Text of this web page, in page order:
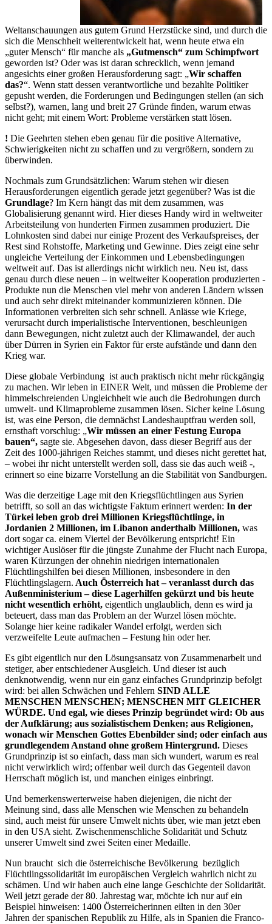
Weltanschauungen aus gutem Grund Herzstücke sind, und durch die
sich die Menschheit weiterentwickelt hat, wenn heute etwa ein
„guter Mensch“ für manche als „Gutmensch“ zum Schimpfwort
geworden ist? Oder was ist daran schrecklich, wenn jemand
angesichts einer großen Herausforderung sagt: „Wir schaffen
das?“. Wenn statt dessen verantwortliche und bezahlte Politiker
gepusht werden, die Forderungen und Bedingungen stellen (an sich
selbst?), warnen, lang und breit 27 Gründe finden, warum etwas
nicht geht; mit einem Wort: Probleme verstärken statt lösen.
! Die Geehrten stehen eben genau für die positive Alternative,
Schwierigkeiten nicht zu schaffen und zu vergrößern, sondern zu
überwinden.
Nochmals zum Grundsätzlichen: Warum stehen wir diesen
Herausforderungen eigentlich gerade jetzt gegenüber? Was ist die
Grundlage? Im Kern hängt das mit dem zusammen, was
Globalisierung genannt wird. Hier dieses Handy wird in weltweiter
Arbeitsteilung von hunderten Firmen zusammen produziert. Die
Lohnkosten sind dabei nur einige Prozent des Verkaufspreises, der
Rest sind Rohstoffe, Marketing und Gewinne. Dies zeigt eine sehr
ungleiche Verteilung der Einkommen und Lebensbedingungen
weltweit auf. Das ist allerdings nicht wirklich neu. Neu ist, dass
genau durch diese neuen – in weltweiter Kooperation produzierten -
Produkte nun die Menschen viel mehr von anderen Ländern wissen
und auch sehr direkt miteinander kommunizieren können. Die
Informationen verbreiten sich sehr schnell. Anlässe wie Kriege,
verursacht durch imperialistische Interventionen, beschleunigen
dann Bewegungen, nicht zuletzt auch der Klimawandel, der auch
über Dürren in Syrien ein Faktor für erste aufstände und dann den
Krieg war.
Diese globale Verbindung ist auch praktisch nicht mehr rückgängig
zu machen. Wir leben in EINER Welt, und müssen die Probleme der
himmelschreienden Ungleichheit wie auch die Bedrohungen durch
umwelt- und Klimaprobleme zusammen lösen. Sicher keine Lösung
ist, was eine Person, die demnächst Landeshauptfrau werden soll,
ernsthaft vorschlug: „Wir müssen an einer Festung Europa
bauen“, sagte sie. Abgesehen davon, dass dieser Begriff aus der
Zeit des 1000-jährigen Reiches stammt, und dieses nicht gerettet hat,
– wobei ihr nicht unterstellt werden soll, dass sie das auch weiß -,
erinnert so eine bizarre Vorstellung an die Stabilität von Sandburgen.
Was die derzeitige Lage mit den Kriegsflüchtlingen aus Syrien
betrifft, so soll an das wichtigste Faktum erinnert werden: In der
Türkei leben grob drei Millionen Kriegsflüchtlinge, in
Jordanien 2 Millionen, im Libanon anderthalb Millionen, was
dort sogar ca. einem Viertel der Bevölkerung entspricht! Ein
wichtiger Auslöser für die jüngste Zunahme der Flucht nach Europa,
waren Kürzungen der ohnehin niedrigen internationalen
Flüchtlingshilfen bei diesen Millionen, insbesondere in den
Flüchtlingslagern. Auch Österreich hat – veranlasst durch das
Außenministerium – diese Lagerhilfen gekürzt und bis heute
nicht wesentlich erhöht, eigentlich unglaublich, denn es wird ja
beteuert, dass man das Problem an der Wurzel lösen möchte.
Solange hier keine radikaler Wandel erfolgt, werden sich
verzweifelte Leute aufmachen – Festung hin oder her.
Es gibt eigentlich nur den Lösungsansatz von Zusammenarbeit und
stetiger, aber entschiedener Ausgleich. Und dieser ist auch
denknotwendig, wenn nur ein ganz einfaches Grundprinzip befolgt
wird: bei allen Schwächen und Fehlern SIND ALLE
MENSCHEN MENSCHEN; MENSCHEN MIT GLEICHER
WÜRDE. Und egal, wie dieses Prinzip begründet wird: Ob aus
der Aufklärung; aus sozialistischem Denken; aus Religionen,
wonach wir Menschen Gottes Ebenbilder sind; oder einfach aus
grundlegendem Anstand ohne großem Hintergrund. Dieses
Grundprinzip ist so einfach, dass man sich wundert, warum es real
nicht verwirklich wird; offenbar weil durch das Gegenteil davon
Herrschaft möglich ist, und manchen einiges einbringt.
Und bemerkenswerterweise haben diejenigen, die nicht der
Meinung sind, dass alle Menschen wie Menschen zu behandeln
sind, auch meist für unsere Umwelt nichts über, wie man jetzt eben
in den USA sieht. Zwischenmenschliche Solidarität und Schutz
unserer Umwelt sind zwei Seiten einer Medaille.
Nun braucht sich die österreichische Bevölkerung bezüglich
Flüchtlingssolidarität im europäischen Vergleich wahrlich nicht zu
schämen. Und wir haben auch eine lange Geschichte der Solidarität.
Weil jetzt gerade der 80. Jahrestag war, möchte ich nur auf ein
Beispiel hinweisen: 1400 Österreicherinnen eilten in den 30er
Jahren der spanischen Republik zu Hilfe, als in Spanien die Franco-